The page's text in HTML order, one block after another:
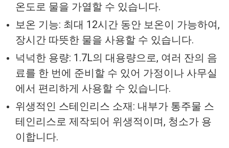
온도로 물을 가열할 수 있습니다.
보온 기능: 최대 12시간 동안 보온이 가능하여,
장시간 따뜻한 물을 사용할 수 있습니다.
넉넉한 용량: 1.7L의 대용량으로, 여러 잔의 음
료를 한 번에 준비할 수 있어 가정이나 사무실
에서 편리하게 사용할 수 있습니다.
위생적인 스테인리스 소재: 내부가 통주물 스
테인리스로 제작되어 위생적이며, 청소가 용
이합니다.